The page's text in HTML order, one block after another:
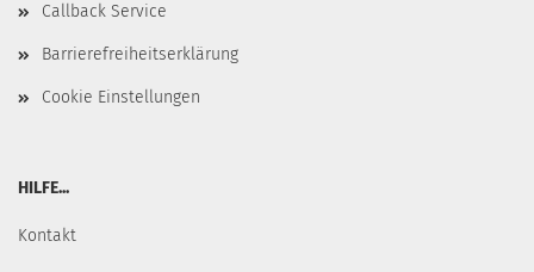
Callback Service
Barrierefreiheitserklärung
Cookie Einstellungen
HILFE...
Kontakt